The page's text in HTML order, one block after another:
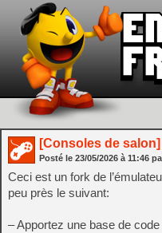
[Consoles de salon]
Posté le 23/05/2026 à 11:46
Ceci est un fork de
peu près le suivant:
– Apportez une base de